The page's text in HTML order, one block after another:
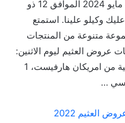
عروض العثيم بصفحة واحدة اليوم 20 مايو 2024 الموافق 12 ذو
عليك وكيلو علينا. استمتع
متنوعة من المنتجات
العثيم ليوم الاثنين:
نعرض لكم مرطمان كينوا بيضاء طبيعية من امريكان هارفيست، 1
…
العثيم 2022